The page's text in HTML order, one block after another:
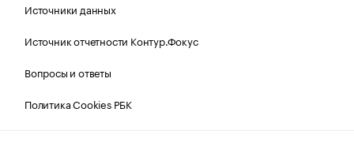
Источники данных
Источник отчетности Контур.Фокус
Вопросы и ответы
Политика Cookies РБК